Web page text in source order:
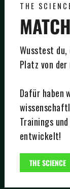
THE
Wusstest
Platz von
Dafür haben
Trainings
entwickelt!
THE SCIENCE